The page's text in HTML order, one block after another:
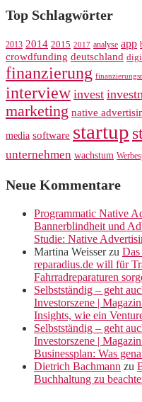
Top Schlagwörter
2013 2014 2015 2017 analyse app
crowdfunding deutschland
finanzierung
interview invest
marketing native
media software startup
unternehmen wachstum
Neue Kommentare
Programmatic Native
Bannerblindheit und
Studie: Native
Martina Weisserzu
reparadius.de will für
Fahrradreparaturen
Selbstständig – geht
Investorszene |
Insights, wie ein
Selbstständig – geht
Investorszene |
Businessplan: Was
Dietrich Bachmann zu
Buchhaltung zu